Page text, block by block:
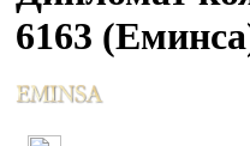
6163